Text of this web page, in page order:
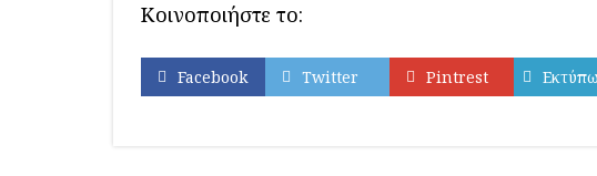
Κοινοποιήστε το:
Facebook Twitter Pintrest